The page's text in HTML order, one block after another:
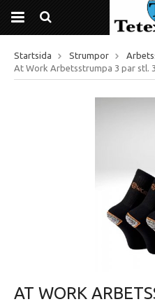
Startsida Strumpor
At Work Arbetsstrumpa 3 par stl.
AT WORK